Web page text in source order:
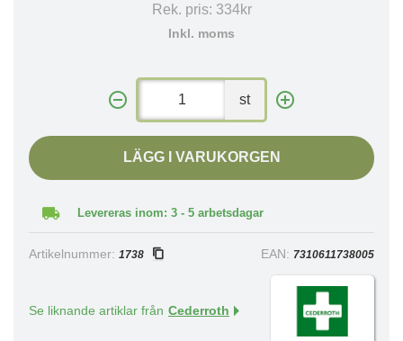
Rek. pris: 334kr
Inkl. moms
st
LÄGG I VARUKORGEN
Levereras inom: 3 - 5 arbetsdagar
Artikelnummer: 1738 EAN: 7310611738005
Se liknande artiklar från Cederroth